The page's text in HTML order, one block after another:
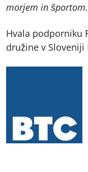
morjem in
Hvala podporniku
družine v Sloveniji